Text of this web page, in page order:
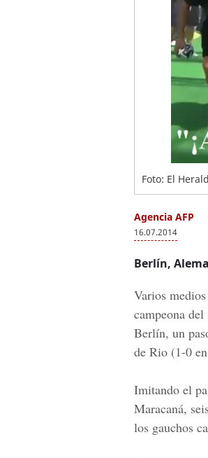
Foto: El
Agencia AFP
16.07.2014
Berlín,
Varios
campeona
Berlín, un
de Rio (1-0
Imitando el
Maracaná,
los gauchos